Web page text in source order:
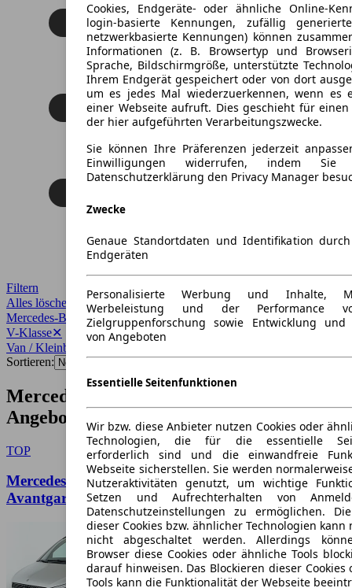
Cookies, Endgeräte- oder ähnliche Online-
login-basierte Kennungen, zufällig
netzwerkbasierte Kennungen) können
Informationen (z. B. Browsertyp und
Sprache, Bildschirmgröße, unterstützte
Ihrem Endgerät gespeichert oder von dort
um es jedes Mal wiederzuerkennen, wenn es
einer Webseite aufruft. Dies geschieht für
der hier aufgeführten Verarbeitungszwecke.
Sie können Ihre Präferenzen jederzeit
Einwilligungen widerrufen, indem
Datenschutzerklärung den Privacy Manager
Zwecke
Genaue Standortdaten und Identifikation
Endgeräten
Personalisierte Werbung und Inhalte,
Werbeleistung und der Performance
Zielgruppenforschung sowie Entwicklung und
von Angeboten
Essentielle Seitenfunktionen
Wir bzw. diese Anbieter nutzen Cookies oder
Technologien, die für die essentielle
erforderlich sind und die einwandfreie
Webseite sicherstellen. Sie werden
Nutzeraktivitäten genutzt, um wichtige
Setzen und Aufrechterhalten von
Datenschutzeinstellungen zu ermöglichen.
dieser Cookies bzw. ähnlicher Technologien kann
nicht abgeschaltet werden. Allerdings
Browser diese Cookies oder ähnliche Tools
darauf hinweisen. Das Blockieren dieser
Tools kann die Funktionalität der Webseite
Filtern
Alles löschen
Mercedes-Benz
✕
V-Klasse✕
Van / Kleinbus
Sortieren:
Mercedes-Benz V-Klasse Van / Kleinbus
Angebote
TOP
Mercedes-Benz V-Klasse V 250 d lang BlueTEC
Avantgarde Edition